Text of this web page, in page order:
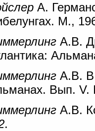
А.
М.,
А.В.
А.В. В
Вып. V.
А.В.
.